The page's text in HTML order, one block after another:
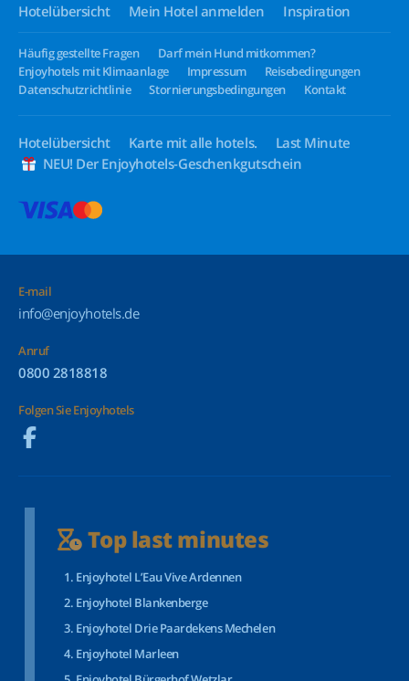
Hotelübersicht
Mein Hotel anmelden Inspiration
Häufig gestellte Fragen
Darf mein Hund mitkommen?
Enjoyhotels mit Klimaanlage
Impressum
Reisebedingungen
Datenschutzrichtlinie
Stornierungsbedingungen Kontakt
Hotelübersicht Karte mit alle hotels.
Last Minute
NEU! Der Enjoyhotels-Geschenkgutschein
E-mail
info@enjoyhotels.de
Anruf
0800 2818818
Folgen Sie Enjoyhotels
Top last minutes
Enjoyhotel L’Eau Vive Ardennen
Enjoyhotel Blankenberge
Enjoyhotel Drie Paardekens Mechelen
Enjoyhotel Marleen